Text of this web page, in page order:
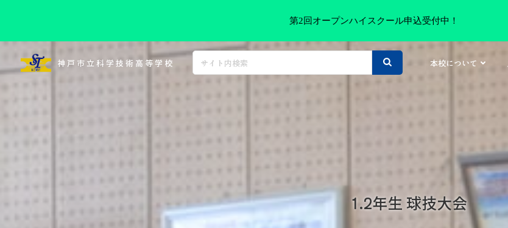
テ
ン
神戸市立科学技術高等学校 本校について
1.2年生 球技大会
第2回オープンハイスクール申込受付中！